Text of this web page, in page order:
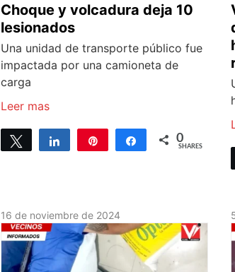
Choque y volcadura deja 10
lesionados
Una unidad de transporte público fue
impactada por una camioneta de
carga
Leer mas
Tweet Share Share 0
SHARES
16 de noviembre de 2024